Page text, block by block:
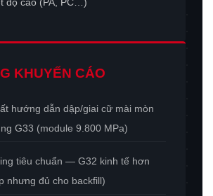
KHUYẾN CÁO
hướng dẫn dập/giai cữ mài mòn
G33 (module 9.800 MPa)
tiêu chuẩn — G32 kinh tế hơn
nhưng đủ cho backfill)